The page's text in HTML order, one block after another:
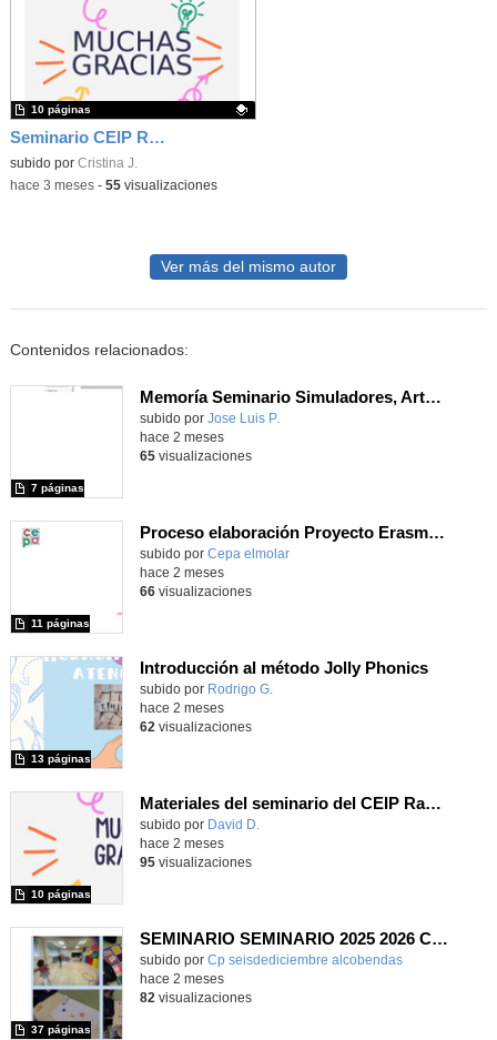
Seminario CEIP Ramón Linacero
Contenido educativo.
subido por Cristina J.
10 páginas
-hace 3 meses- 55visualizaciones
Ver más del mismo autor
Contenidos relacionados:
Memoría Seminario Simuladores, Arte y Modelización con Geogebra
Contenido educativo.
subido por Jose Luis P.
7 páginas
hace 2 meses
65visualizaciones
Proceso elaboración Proyecto Erasmus+ para CEPA
Contenido educativo.
subido por Cepa elmolar
11 páginas
-
hace 2 meses
66visualizaciones
Introducción al método Jolly Phonics
Contenido educativo.
subido por Rodrigo G.
13 páginas
hace 2 meses
62 visualizaciones
Materiales del seminario del CEIP Ramón Linacero
Contenido educativo.
subido por David D.
10 páginas
hace 2 meses
95visualizaciones
SEMINARIO SEMINARIO 2025 2026 CODIGO ESCUELA 4.0. PENSAMIENTO COMPUTACIONAL, PROGRAMACION Y ROBOTICA. IMPLEMENTACIÓN NUEVA AREA.
Contenido educativo.
subido por Cp seisdediciembre alcobendas
37 páginas
-
hace 2 meses
82 visualizaciones